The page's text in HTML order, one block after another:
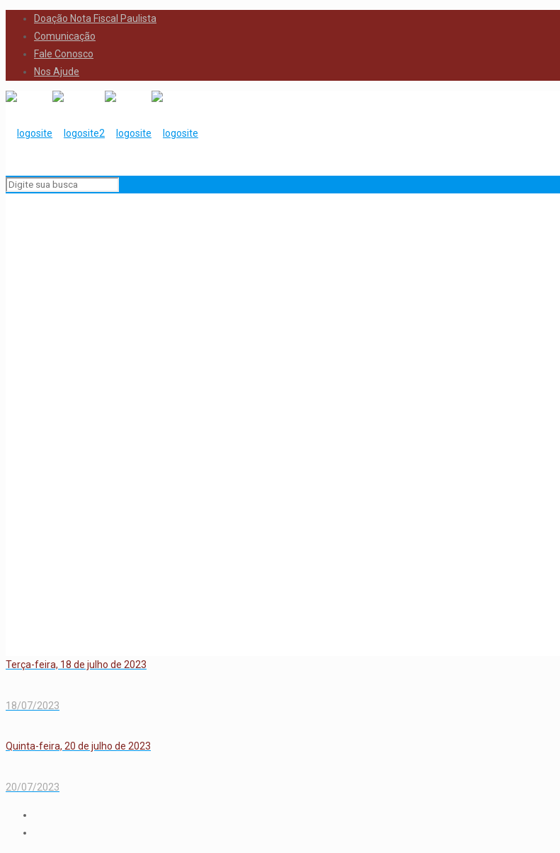
Doação Nota Fiscal Paulista
Comunicação
Fale Conosco
Nos Ajude
Terça-feira, 18 de julho de 2023
18/07/2023
Quinta-feira, 20 de julho de 2023
20/07/2023